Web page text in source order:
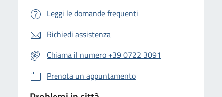
Leggi le domande frequenti
Richiedi assistenza
Chiama il numero +39 0722 3091
Prenota un appuntamento